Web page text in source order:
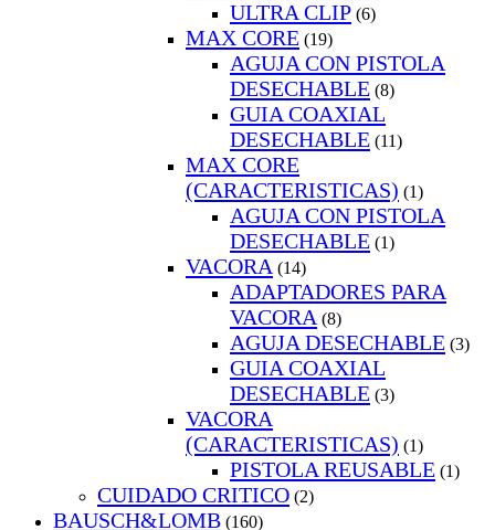
ULTRA CLIP (6)
MAX CORE (19)
AGUJA CON PISTOLA
DESECHABLE (8)
GUIA COAXIAL
DESECHABLE (11)
MAX CORE
(CARACTERISTICAS) (1)
AGUJA CON PISTOLA
DESECHABLE (1)
VACORA (14)
ADAPTADORES PARA
VACORA (8)
AGUJA DESECHABLE (3)
GUIA COAXIAL
DESECHABLE (3)
VACORA
(CARACTERISTICAS) (1)
PISTOLA REUSABLE (1)
CUIDADO CRITICO (2)
BAUSCH&LOMB (160)